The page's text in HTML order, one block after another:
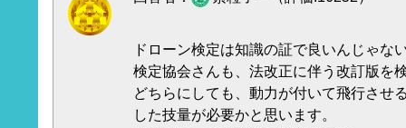
ドローン検定は知識の証で良いんじゃな
検定協会さんも、法改正に伴う改訂版を
どちらにしても、動力が付いて飛行させ
した技量が必要かと思います。